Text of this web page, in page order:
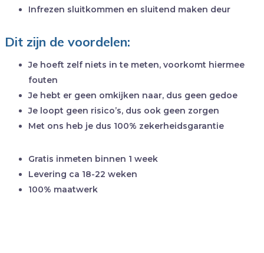
Infrezen sluitkommen en sluitend maken deur
Dit zijn de voordelen:
Je hoeft zelf niets in te meten, voorkomt hiermee
fouten
Je hebt er geen omkijken naar, dus geen gedoe
Je loopt geen risico’s, dus ook geen zorgen
Met ons heb je dus 100% zekerheidsgarantie
Gratis inmeten binnen 1 week
Levering ca 18-22 weken
100% maatwerk